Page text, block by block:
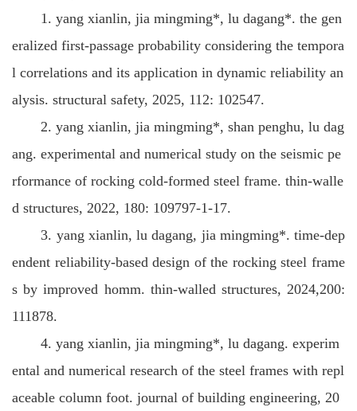
1. yang xianlin, jia mingming*, lu dagang*. the gen
eralized first-passage probability considering the tempora
l correlations and its application in dynamic reliability an
alysis. structural safety, 2025, 112: 102547.
2. yang xianlin, jia mingming*, shan penghu, lu dag
ang. experimental and numerical study on the seismic pe
rformance of rocking cold-formed steel frame. thin-walle
d structures, 2022, 180: 109797-1-17.
3. yang xianlin, lu dagang, jia mingming*. time-dep
endent reliability-based design of the rocking steel frame
s by improved homm. thin-walled structures, 2024,200:
111878.
4. yang xianlin, jia mingming*, lu dagang. experim
ental and numerical research of the steel frames with repl
aceable column foot. journal of building engineering, 20